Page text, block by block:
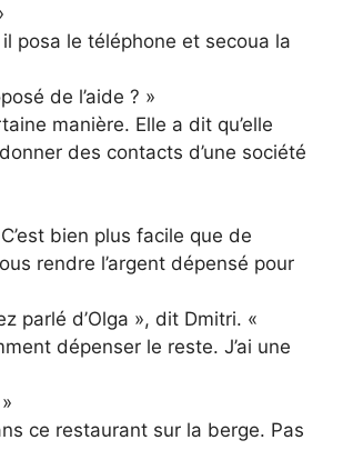
il posa le téléphone et secoua la
de l’aide ? »
manière. Elle a dit qu’elle
des contacts d’une société
bien plus facile que de
rendre l’argent dépensé pour
parlé d’Olga », dit Dmitri. «
dépenser le reste. J’ai une
ce restaurant sur la berge. Pas